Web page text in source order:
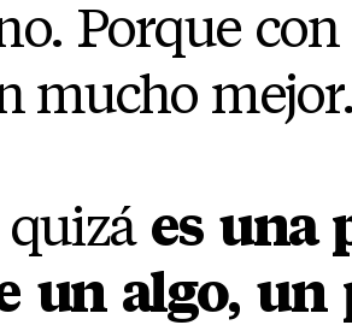
Porque con
mucho mejor.
es una
un algo, un